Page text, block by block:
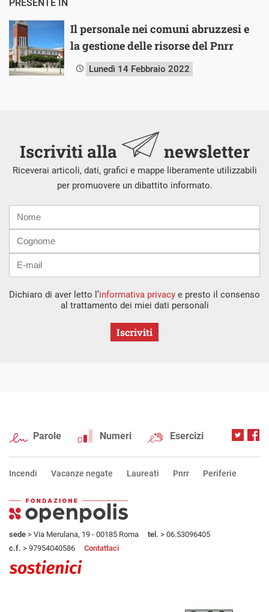
PRESENTE IN
Il personale nei comuni abruzzesi e
la gestione delle risorse del Pnrr
Lunedì 14 Febbraio 2022
Iscriviti alla newsletter
Riceverai articoli, dati, grafici e mappe liberamente utilizzabili
per promuovere un dibattito informato.
mail
Dichiaro di aver letto l’informativa privacy e presto il consenso
al trattamento dei miei dati personali
Iscriviti
Parole Numeri Esercizi
Incendi Vacanze negate Laureati Pnrr Periferie
sede > Via Merulana, 19 - 00185 Roma tel. > 06.53096405
c.f. > 97954040586 Contattaci